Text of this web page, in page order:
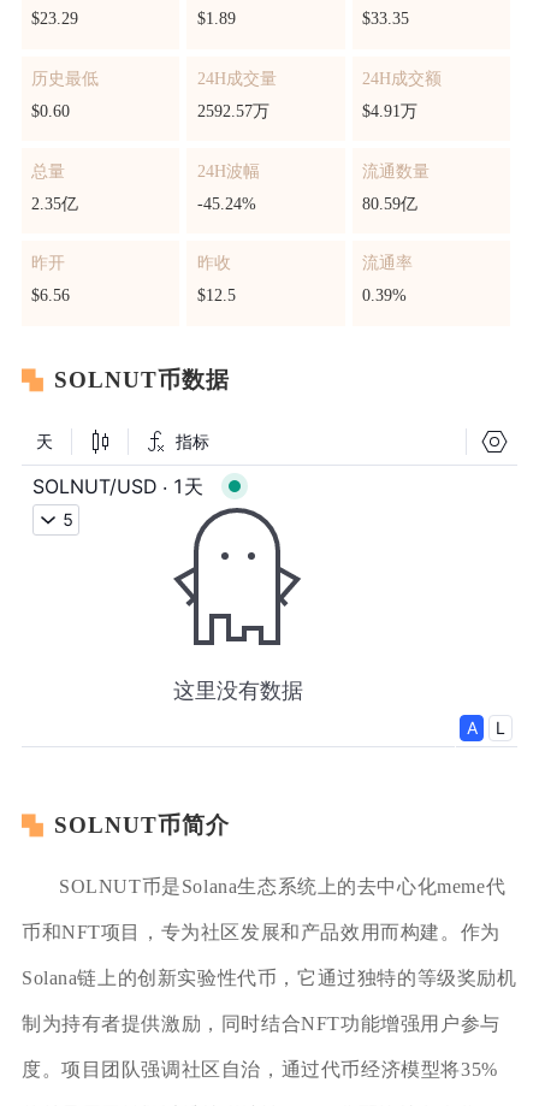
$23.29
$1.89
$33.35
历史最低
$0.60
24H成交量
2592.57万
24H成交额
$4.91万
总量
2.35亿
24H波幅
-45.24%
流通数量
80.59亿
昨开
$6.56
昨收
$12.5
流通率
0.39%
SOLNUT币数据
SOLNUT币简介
SOLNUT币是Solana生态系统上的去中心化meme代
币和NFT项目，专为社区发展和产品效用而构建。作为
Solana链上的创新实验性代币，它通过独特的等级奖励机
制为持有者提供激励，同时结合NFT功能增强用户参与
度。项目团队强调社区自治，通过代币经济模型将35%